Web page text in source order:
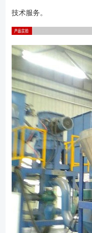
技术服务。